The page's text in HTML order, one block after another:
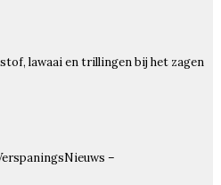
lawaai en trillingen bij het zagen
–